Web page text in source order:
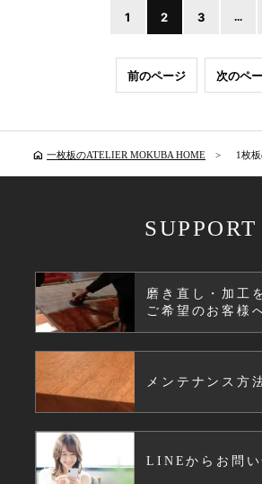
前のページ
1 2 3 ...
次のペ
home 一枚板のATELIER MOKUBA HOME 1枚
SUPPORT
磨き直し・加工
ご希望のお客様
メンテナンス方
LINEからお問い